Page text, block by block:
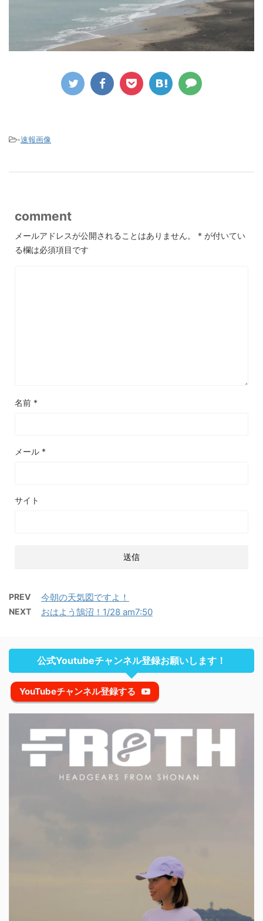
-速報画像
comment
メールアドレスが公開されることはありません。 * が付いてい
る欄は必須項目です
名前 *
メール *
サイト
PREV 今朝の天気図ですよ！
NEXT おはよう鵠沼！1/28 am7:50
公式Youtubeチャンネル登録お願いします！
YouTubeチャンネル登録する